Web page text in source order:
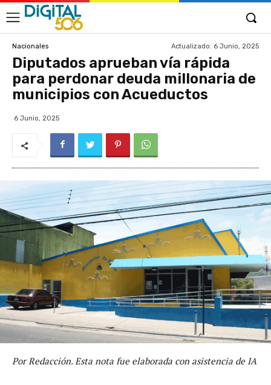
Nacionales Actualizado: 6 Junio, 2025
Diputados aprueban vía rápida
para perdonar deuda millonaria de
municipios con Acueductos
6 Junio, 2025
Por Redacción. Esta nota fue elaborada con asistencia de IA